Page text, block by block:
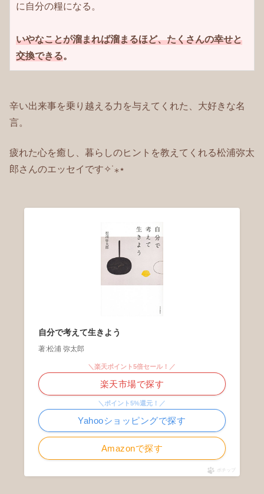
に自分の糧になる。
いやなことが溜まれば溜まるほど、たくさんの幸せと
交換できる。
辛い出来事を乗り越える力を与えてくれた、大好きな名
言。
疲れた心を癒し、暮らしのヒントを教えてくれる松浦弥太
郎さんのエッセイです✧˙⁎⋆
自分で考えて生きよう
著:松浦 弥太郎
Amazonで探す
＼楽天ポイント5倍セール！／
楽天市場で探す
＼ポイント5%還元！／
Yahooショッピングで探す
ポチップ